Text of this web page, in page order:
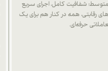
شفافیت کامل، اجرای سریع
رقابتی، همه در کنار هم برای یک
حرفه‌ای.